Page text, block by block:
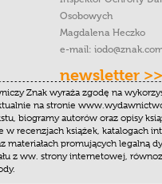
Osobowych
Magdalena Heczko
e-mail:
newsletter >>
Znak wyraża zgodę na
na stronie
biogramy autorów oraz opisy
w recenzjach książek, katalogach
materiałach promujących legalną
z ww. strony internetowej,